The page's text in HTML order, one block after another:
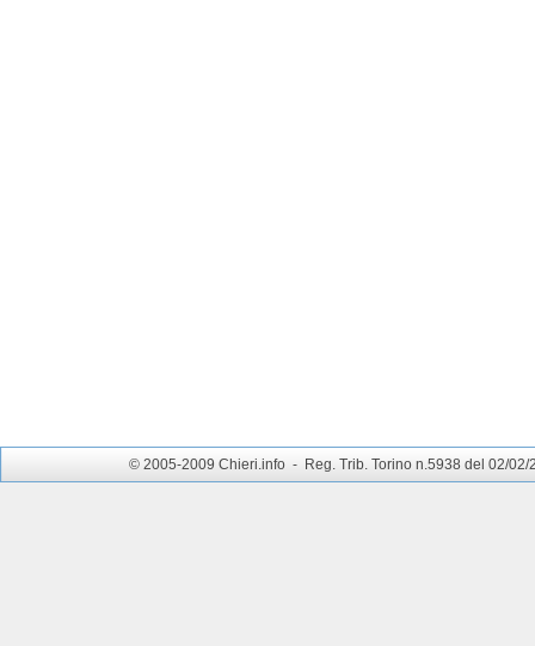
© 2005-2009 Chieri.info - Reg. Trib. Torino n.5938 del 02/02/